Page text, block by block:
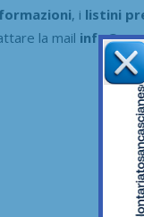
, i listini
la mail